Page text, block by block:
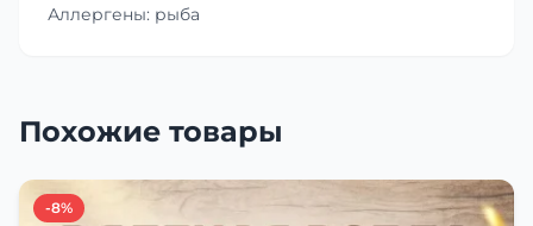
Аллергены: рыба
Похожие товары
-8%